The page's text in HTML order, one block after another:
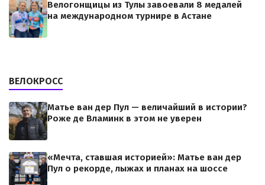
Велогонщицы из Тулы завоевали 8 медалей
на международном турнире в Астане
ВЕЛОКРОСС
Матье ван дер Пул — величайший в истории?
Роже де Вламинк в этом не уверен
«Мечта, ставшая историей»: Матье ван дер
Пул о рекорде, лыжах и планах на шоссе